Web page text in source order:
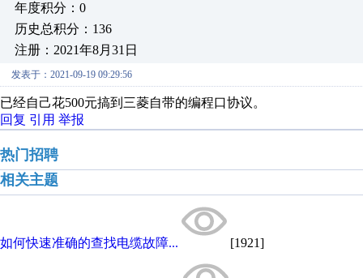
年度积分：0
历史总积分：136
注册：2021年8月31日
发表于：2021-09-19 09:29:56
已经自己花500元搞到三菱自带的编程口协议。
回复 引用 举报
热门招聘
相关主题
如何快速准确的查找电缆故障... [1921]